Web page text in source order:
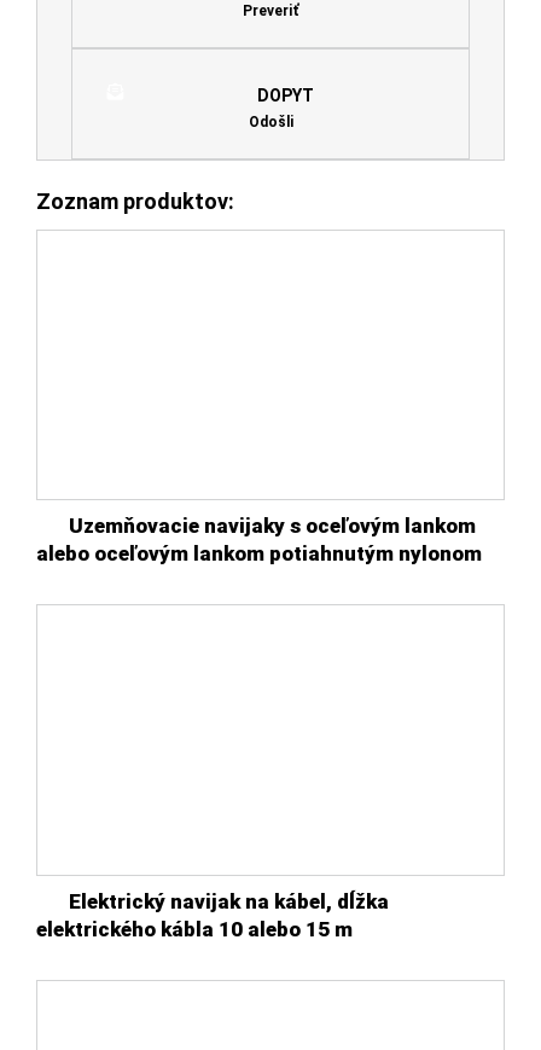
Preveriť
DOPYT
Odošli
Zoznam produktov:
Uzemňovacie navijaky s oceľovým lankom
alebo oceľovým lankom potiahnutým nylonom
Elektrický navijak na kábel, dĺžka
elektrického kábla 10 alebo 15 m